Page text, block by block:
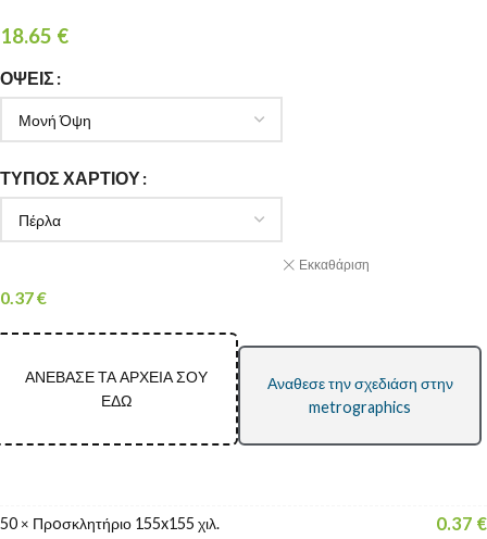
18.65 €
ΌΨΕΙΣ
ΤΎΠΟΣ ΧΑΡΤΙΟΎ
Εκκαθάριση
0.37€
ΑΝΕΒΑΣΕ ΤΑ ΑΡΧΕΙΑ ΣΟΥ
ΕΔΩ
Αναθεσε την σχεδιάση στην
metrographics
50 × Πρoσκλητήριο 155x155 χιλ. 0.37 €